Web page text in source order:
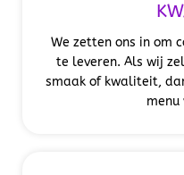
We zetten ons in om
te leveren. Als wij
smaak of kwaliteit,
menu